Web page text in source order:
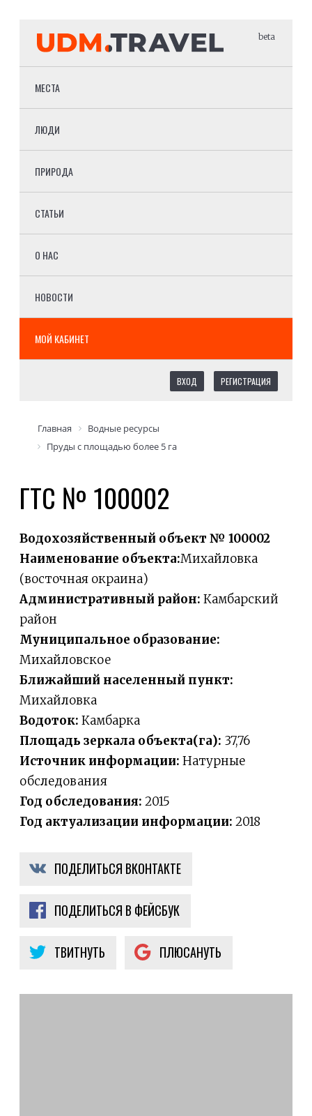
beta
МЕСТА
ЛЮДИ
ПРИРОДА
СТАТЬИ
О НАС
НОВОСТИ
МОЙ КАБИНЕТ
ВХОД РЕГИСТРАЦИЯ
Главная
Водные ресурсы
Пруды с площадью более 5 га
ГТС № 100002
Водохозяйственный объект № 100002
Наименование объекта:Михайловка
(восточная окраина)
Административный район: Камбарский
район
Муниципальное образование:
Михайловское
Ближайший населенный пункт:
Михайловка
Водоток: Камбарка
Площадь зеркала объекта(га): 37,76
Источник информации: Натурные
обследования
Год обследования: 2015
Год актуализации информации: 2018
ПОДЕЛИТЬСЯ ВКОНТАКТЕ
ПОДЕЛИТЬСЯ В ФЕЙСБУК
ТВИТНУТЬ ПЛЮСАНУТЬ